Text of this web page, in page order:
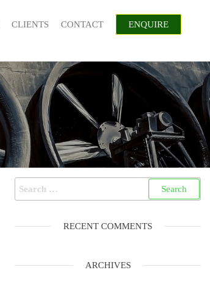
ENQUIRE
CLIENTS CONTACT
Search
for:
RECENT COMMENTS
ARCHIVES